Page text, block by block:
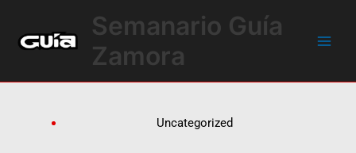
contenido
Semanario Guía
Zamora
Uncategorized